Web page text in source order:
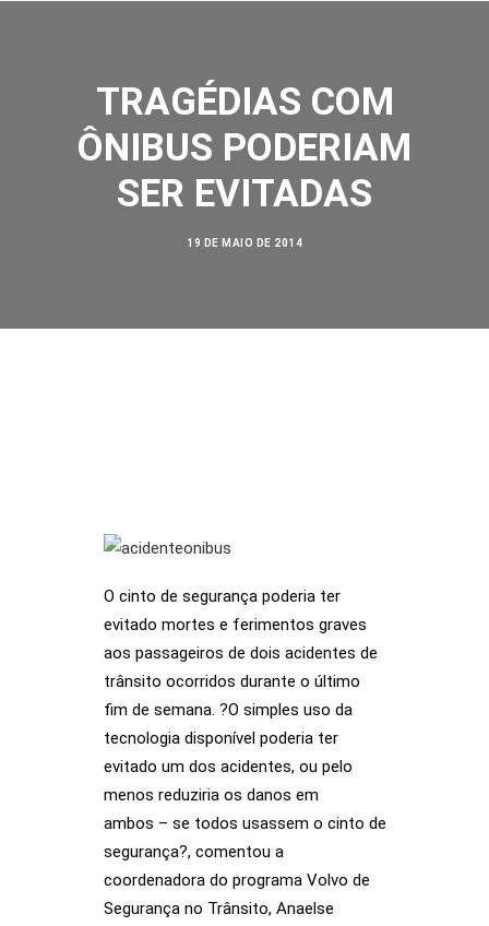
SOBRE NÓS
TRAGÉDIAS COM
ÔNIBUS PODERIAM
SER EVITADAS
19 DE MAIO DE 2014
O cinto de segurança poderia ter
evitado mortes e ferimentos graves
aos passageiros de dois acidentes de
trânsito ocorridos durante o último
fim de semana. ?O simples uso da
tecnologia disponível poderia ter
evitado um dos acidentes, ou pelo
menos reduziria os danos em
ambos – se todos usassem o cinto de
segurança?, comentou a
coordenadora do programa Volvo de
Segurança no Trânsito, Anaelse